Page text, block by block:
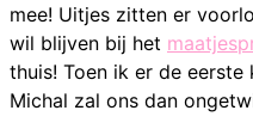
mee! Uitjes zitten er
wil blijven bij het
thuis! Toen ik er de
Michal zal ons dan